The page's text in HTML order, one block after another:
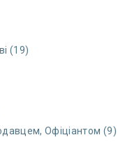
(19)
Офіціантом (9)